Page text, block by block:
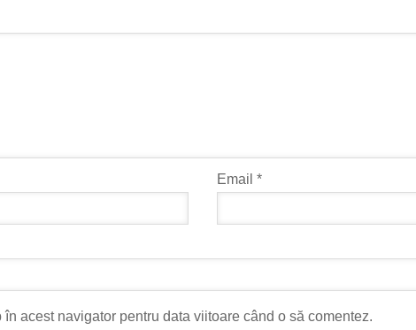
Email *
acest navigator pentru data viitoare când o să comentez.